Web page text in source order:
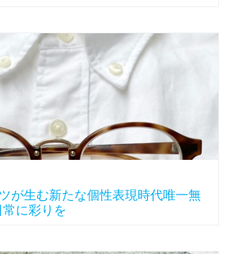
が生む新たな個性表現時代唯一無
に彩りを